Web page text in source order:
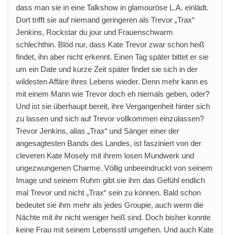
dass man sie in eine Talkshow in glamouröse L.A. einlädt.
Dort trifft sie auf niemand geringeren als Trevor „Trax“
Jenkins, Rockstar du jour und Frauenschwarm
schlechthin. Blöd nur, dass Kate Trevor zwar schon heiß
findet, ihn aber nicht erkennt. Einen Tag später bittet er sie
um ein Date und kurze Zeit später findet sie sich in der
wildesten Affäre ihres Lebens wieder. Denn mehr kann es
mit einem Mann wie Trevor doch eh niemals geben, oder?
Und ist sie überhaupt bereit, ihre Vergangenheit hinter sich
zu lassen und sich auf Trevor vollkommen einzulassen?
Trevor Jenkins, alias „Trax“ und Sänger einer der
angesagtesten Bands des Landes, ist fasziniert von der
cleveren Kate Mosely mit ihrem losen Mundwerk und
ungezwungenen Charme. Völlig unbeeindruckt von seinem
Image und seinem Ruhm gibt sie ihm das Gefühl endlich
mal Trevor und nicht „Trax“ sein zu können. Bald schon
bedeutet sie ihm mehr als jedes Groupie, auch wenn die
Nächte mit ihr nicht weniger heiß sind. Doch bisher konnte
keine Frau mit seinem Lebensstil umgehen. Und auch Kate